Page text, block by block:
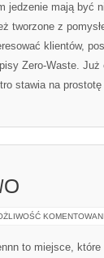
jedzenie mają być
tworzone z
klientów,
Zero-Waste.
stawia na prostotę
to miejsce,